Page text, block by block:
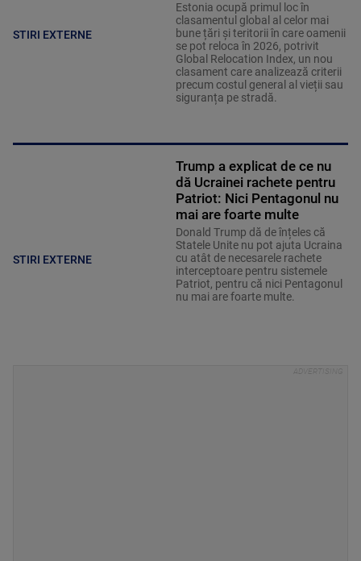
STIRI EXTERNE
Estonia ocupă primul loc în
clasamentul global al celor mai
bune țări și teritorii în care oamenii
se pot reloca în 2026, potrivit
Global Relocation Index, un nou
clasament care analizează criterii
precum costul general al vieții sau
siguranța pe stradă.
STIRI EXTERNE
Trump a explicat de ce nu
dă Ucrainei rachete pentru
Patriot: Nici Pentagonul nu
mai are foarte multe
Donald Trump dă de înțeles că
Statele Unite nu pot ajuta Ucraina
cu atât de necesarele rachete
interceptoare pentru sistemele
Patriot, pentru că nici Pentagonul
nu mai are foarte multe.